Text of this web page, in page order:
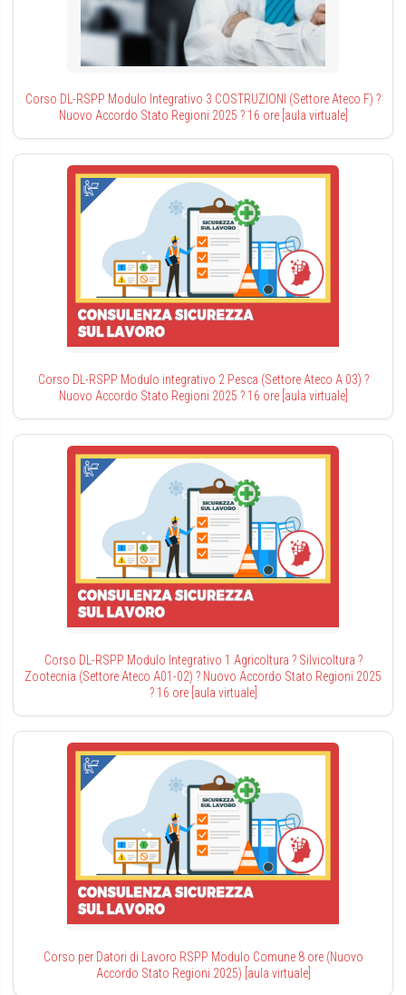
Corso DL-RSPP Modulo Integrativo 3 COSTRUZIONI (Settore Ateco F) ?
Nuovo Accordo Stato Regioni 2025 ? 16 ore [aula virtuale]
Corso DL-RSPP Modulo integrativo 2 Pesca (Settore Ateco A 03) ?
Nuovo Accordo Stato Regioni 2025 ? 16 ore [aula virtuale]
Corso DL-RSPP Modulo Integrativo 1 Agricoltura ? Silvicoltura ?
Zootecnia (Settore Ateco A01-02) ? Nuovo Accordo Stato Regioni 2025
? 16 ore [aula virtuale]
Corso per Datori di Lavoro RSPP Modulo Comune 8 ore (Nuovo
Accordo Stato Regioni 2025) [aula virtuale]